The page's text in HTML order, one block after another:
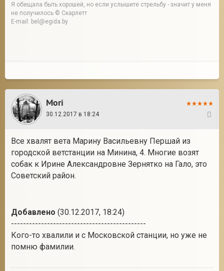
Я обещала быть хорошей, но если услышите стрельбу - значит у меня
не получилось © Скарлетт
E-mail: bel@egida.by
Mori
30.12.2017 в 18:24
Все хвалят вета Марину Васильевну Першай из
городской ветстанции на Минина, 4. Многие возят
собак к Ирине Александровне Зернятко на Гало, это
Советский район.
Добавлено (30.12.2017, 18:24)
---------------------------------------------
Кого-то хвалили и с Московской станции, но уже не
помню фамилии.